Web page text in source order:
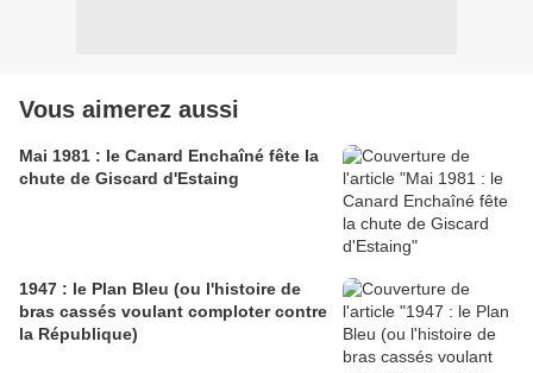
Vous aimerez aussi
Mai 1981 : le Canard Enchaîné fête la
chute de Giscard d'Estaing
1947 : le Plan Bleu (ou l'histoire de
bras cassés voulant comploter contre
la République)